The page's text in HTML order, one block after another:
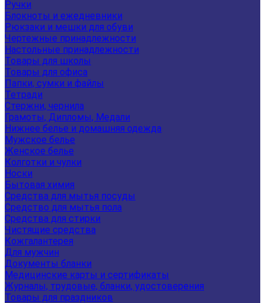
Ручки
Блокноты и ежедневники
Рюкзаки и мешки для обуви
Чертежные принадлежности
Настольные принадлежности
Товары для школы
Товары для офиса
Папки, сумки и файлы
Тетради
Стержни, чернила
Грамоты, Дипломы, Медали
Нижнее белье и домашняя одежда
Мужское белье
Женское белье
Колготки и чулки
Носки
Бытовая химия
Средства для мытья посуды
Средство для мытья пола
Средства для стирки
Чистящие средства
Кожгалантерея
Для мужчин
Документы бланки
Медицинские карты и сертификаты
Журналы, трудовые, бланки, удостоверения
Товары для праздников